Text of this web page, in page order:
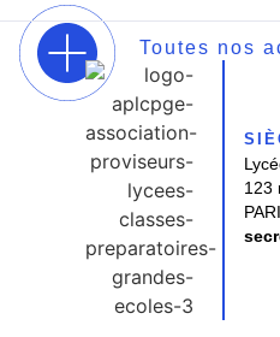
Toutes nos
123